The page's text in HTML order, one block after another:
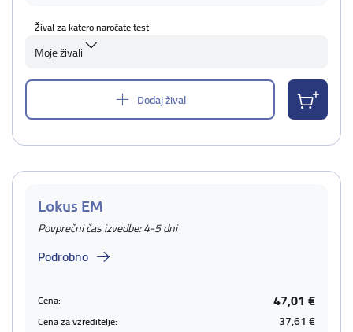
Žival za katero naročate test
Moje živali
Dodaj žival
Lokus EM
Povprečni čas izvedbe: 4-5 dni
Podrobno
Cena: 47,01 €
Cena za vzreditelje: 37,61 €